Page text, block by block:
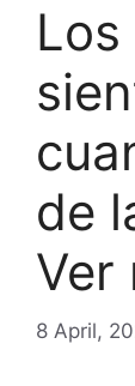
de
Ver
8 April,